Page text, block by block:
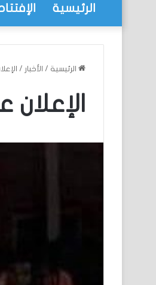
الرئيسية
الرئيسية / الأخبار /